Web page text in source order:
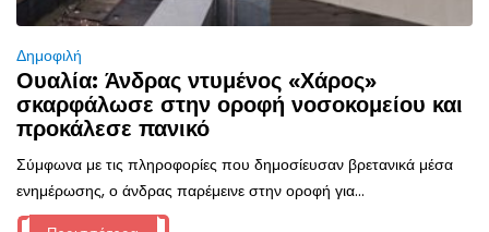
Δημοφιλή
Ουαλία: Άνδρας ντυμένος «Χάρος»
σκαρφάλωσε στην οροφή νοσοκομείου και
προκάλεσε πανικό
Σύμφωνα με τις πληροφορίες που δημοσίευσαν βρετανικά μέσα
ενημέρωσης, ο άνδρας παρέμεινε στην οροφή για...